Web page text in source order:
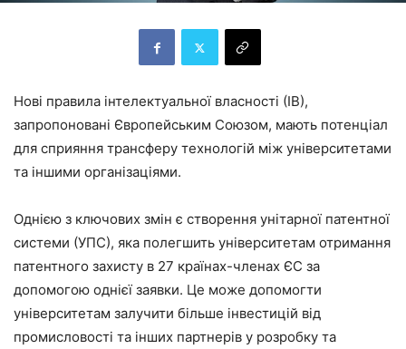
Нові правила інтелектуальної власності (ІВ),
запропоновані Європейським Союзом, мають потенціал
для сприяння трансферу технологій між університетами
та іншими організаціями.
Однією з ключових змін є створення унітарної патентної
системи (УПС), яка полегшить університетам отримання
патентного захисту в 27 країнах-членах ЄС за
допомогою однієї заявки. Це може допомогти
університетам залучити більше інвестицій від
промисловості та інших партнерів у розробку та